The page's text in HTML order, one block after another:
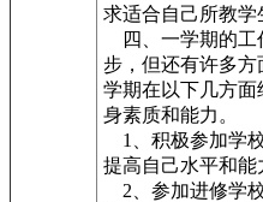
求适合自己所教学
四、一学期的工
步，但还有许多
学期在以下几方面
身素质和能力。
1、积极参加学
提高自己水平和能
2、参加进修学